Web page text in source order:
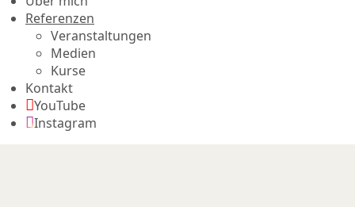
Referenzen
Veranstaltungen
Medien
Kurse
Kontakt
YouTube
Instagram